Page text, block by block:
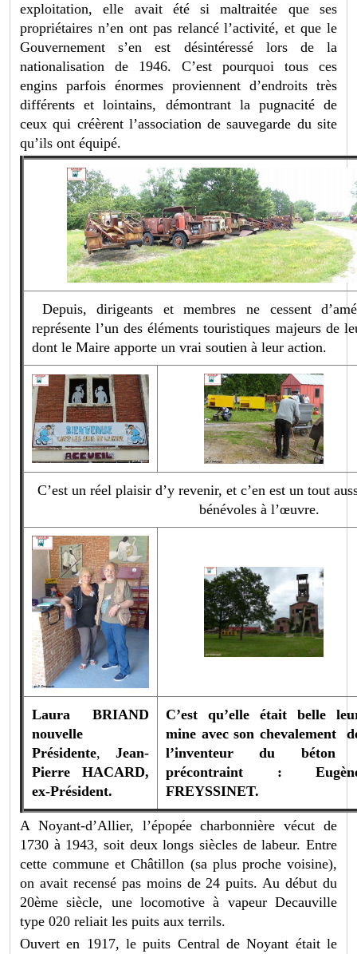
exploitation, elle avait été si maltraitée que ses
propriétaires n’en ont pas relancé l’activité, et que le
Gouvernement s’en est désintéressé lors de la
nationalisation de 1946. C’est pourquoi tous ces
engins parfois énormes proviennent d’endroits très
différents et lointains, démontrant la pugnacité de
ceux qui créèrent l’association de sauvegarde du site
qu’ils ont équipé.
Depuis, dirigeants et membres ne cessent
représente l’un des éléments touristiques majeurs de
dont le Maire apporte un vrai soutien à leur action.
C’est un réel plaisir d’y revenir, et c’en est un tout
bénévoles à l’œuvre.
Laura BRIAND
nouvelle
Présidente,Jean-
Pierre HACARD,
ex-Président.
C’est qu’elle était belle
mine avec son chevalement
l’inventeur du
précontraint :
FREYSSINET.
A Noyant-d’Allier, l’épopée charbonnière vécut de
1730 à 1943, soit deux longs siècles de labeur. Entre
cette commune et Châtillon (sa plus proche voisine),
on avait recensé pas moins de 24 puits. Au début du
20ème siècle, une locomotive à vapeur Decauville
type 020 reliait les puits aux terrils.
Ouvert en 1917, le puits Central de Noyant était le